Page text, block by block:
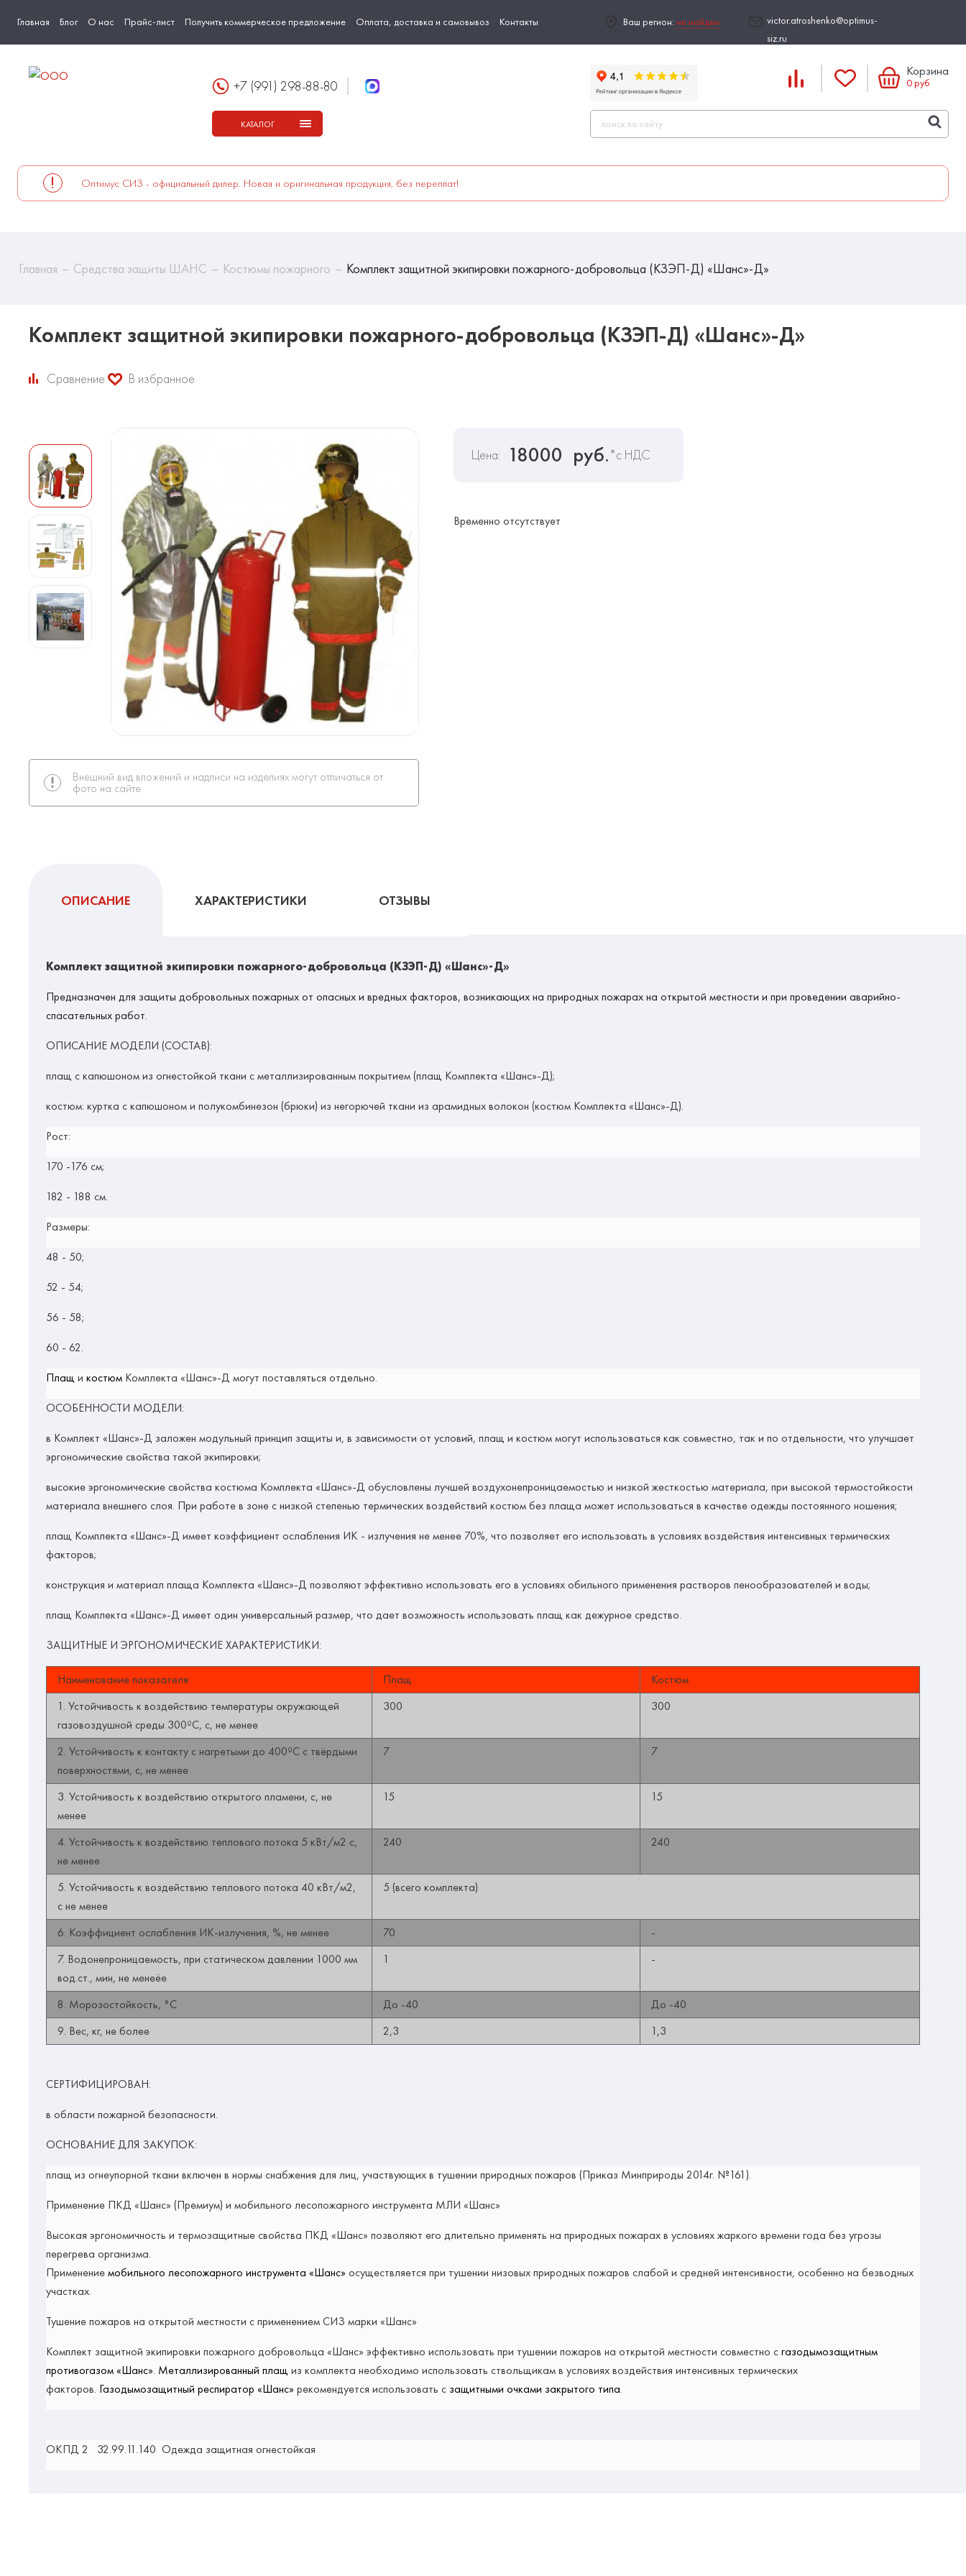
Главная Блог О нас Прайс-лист Получить коммерческое предложение Оплата, доставка и самовывоз Контакты Ваш регион: не найден
victor.atroshenko@optimus-
siz.ru
+7 (991) 298-88-80
КАТАЛОГ
Корзина
0руб
Оптимус СИЗ - официальный дилер. Новая и оригинальная продукция, без переплат!
Главная Средства защиты ШАНС Костюмы пожарного Комплект защитной экипировки пожарного-добровольца (КЗЭП-Д) «Шанс»-Д»
Комплект защитной экипировки пожарного-добровольца (КЗЭП-Д) «Шанс»-Д»
Сравнение В избранное
Внешний вид вложений и надписи на изделиях могут отличаться от
фото на сайте
Цена: 18000 руб.*с НДС
Временно отсутствует
ОПИСАНИЕ ХАРАКТЕРИСТИКИ ОТЗЫВЫ
Комплект защитной экипировки пожарного-добровольца (КЗЭП-Д) «Шанс»-Д»
Предназначен для защиты добровольных пожарных от опасных и вредных факторов, возникающих на природных пожарах на открытой местности и при проведении аварийно-
спасательных работ.
ОПИСАНИЕ МОДЕЛИ (СОСТАВ):
плащ с капюшоном из огнестойкой ткани с металлизированным покрытием (плащ Комплекта «Шанс»-Д);
костюм: куртка с капюшоном и полукомбинезон (брюки) из негорючей ткани из арамидных волокон (костюм Комплекта «Шанс»-Д).
Рост:
170 -176 см;
182 - 188 см.
Размеры:
48 - 50;
52 - 54;
56 - 58;
60 - 62.
Плащ и костюм Комплекта «Шанс»-Д могут поставляться отдельно.
ОСОБЕННОСТИ МОДЕЛИ:
в Комплект «Шанс»-Д заложен модульный принцип защиты и, в зависимости от условий, плащ и костюм могут использоваться как совместно, так и по отдельности, что улучшает
эргономические свойства такой экипировки;
высокие эргономические свойства костюма Комплекта «Шанс»-Д обусловлены лучшей воздухонепроницаемостью и низкой жесткостью материала, при высокой термостойкости
материала внешнего слоя. При работе в зоне с низкой степенью термических воздействий костюм без плаща может использоваться в качестве одежды постоянного ношения;
плащ Комплекта «Шанс»-Д имеет коэффициент ослабления ИК - излучения не менее 70%, что позволяет его использовать в условиях воздействия интенсивных термических
факторов;
конструкция и материал плаща Комплекта «Шанс»-Д позволяют эффективно использовать его в условиях обильного применения растворов пенообразователей и воды;
плащ Комплекта «Шанс»-Д имеет один универсальный размер, что дает возможность использовать плащ как дежурное средство.
ЗАЩИТНЫЕ И ЭРГОНОМИЧЕСКИЕ ХАРАКТЕРИСТИКИ:
Наименование показателя Плащ
Костюм
1. Устойчивость к воздействию температуры окружающей
газовоздушной среды 300ºС, с, не менее
300 300
2. Устойчивость к контакту с нагретыми до 400ºС с твёрдыми
поверхностями, с, не менее
7 7
3. Устойчивость к воздействию открытого пламени, с, не
менее
15 15
4. Устойчивость к воздействию теплового потока 5 кВт/м2 с,
не менее
240 240
5. Устойчивость к воздействию теплового потока 40 кВт/м2,
с не менее
5 (всего комплекта)
6. Коэффициент ослабления ИК-излучения, %, не менее 70
-
7. Водонепроницаемость, при статическом давлении 1000 мм
вод.ст., мин, не менеёе
1 -
8. Морозостойкость, °С До -40
До -40
9. Вес, кг, не более
2,3 1,3
СЕРТИФИЦИРОВАН:
в области пожарной безопасности.
ОСНОВАНИЕ ДЛЯ ЗАКУПОК:
плащ из огнеупорной ткани включен в нормы снабжения для лиц, участвующих в тушении природных пожаров (Приказ Минприроды 2014г. №161).
Применение ПКД «Шанс» (Премиум) и мобильного лесопожарного инструмента МЛИ «Шанс»
Высокая эргономичность и термозащитные свойства ПКД «Шанс» позволяют его длительно применять на природных пожарах в условиях жаркого времени года без угрозы
перегрева организма.
Применениемобильного лесопожарного инструмента «Шанс»осуществляется при тушении низовых природных пожаров слабой и средней интенсивности, особенно на безводных
участках.
Тушение пожаров на открытой местности с применением СИЗ марки «Шанс»
Комплект защитной экипировки пожарного добровольца «Шанс» эффективно использовать при тушении пожаров на открытой местности совместно сгазодымозащитным
противогазом «Шанс». Металлизированный плащ из комплекта необходимо использовать ствольщикам в условиях воздействия интенсивных термических
факторов. Газодымозащитный респиратор «Шанс»рекомендуется использовать с защитными очками закрытого типа.
ОКПД 2 32.99.11.140 Одежда защитная огнестойкая